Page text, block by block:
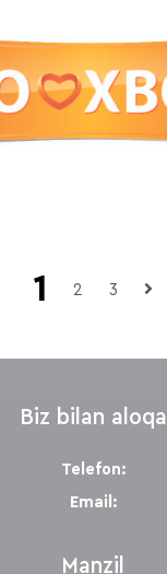
1 2 3
Biz bilan aloqa
Telefon:
Email:
Manzil